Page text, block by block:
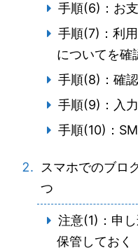
手順(6)：お
手順(7)：利
についてを確
手順(8)：確
手順(9)：入
手順(10)：
スマホでのブロ
つ
注意(1)：申
保管しておく